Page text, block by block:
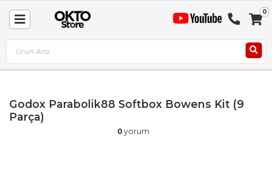
Toggle
Nav
0
Godox Parabolik88 Softbox Bowens Kit (9
Parça)
0 yorum